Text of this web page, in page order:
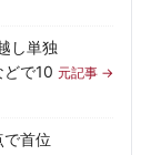
し単独
で10 元記事 →
で首位